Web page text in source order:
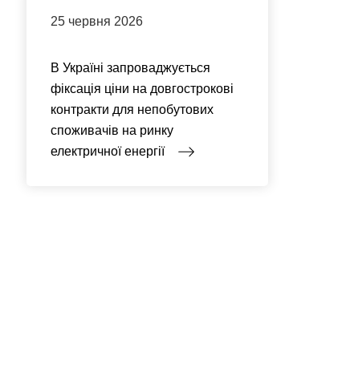
25 червня 2026
В Україні запроваджується
фіксація ціни на довгострокові
контракти для непобутових
споживачів на ринку
електричної енергії